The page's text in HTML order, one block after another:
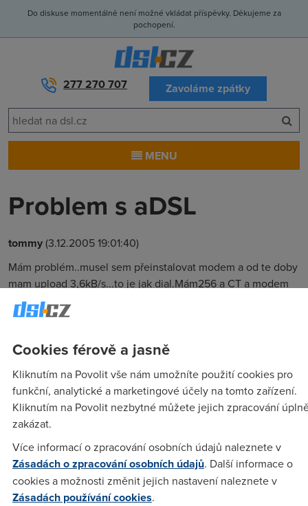
Do diskuse momentálně není možné vkládat příspěvky. Děkujeme za
pochopení.
277 270 707 Zavoláme zpátky
MENU
Problem s aDSL
tommy(3.12.2005 19:01:40)
Mám problém..musel sem přeinstalovat modem a od te doby
mam upload 3,6kB/s...to je jak dial.Mám256 a CT a modem
Microcom ADSL deskprte usb.
tommy(3.12.2005 19:24:09)
Tak to je jasnej důkaz že něco je v nepořádku
http://rychlost.cz/sys/result/85.70.175.174/1133633649/
prosím poraďte co stím...
q(3.12.2005 22:29:04)
na lince 256/64 kbps se mi 203.376/39.592 kbps zdá celkem
normální(když uvážim kde je to měřeno).
Cookies férově a jasně
Kliknutím na Povolit vše nám umožníte použití cookies pro
funkční, analytické a marketingové účely na tomto zařízení.
Kliknutím na Povolit nezbytné můžete jejich zpracování
zakázat.
Více informací o zpracování osobních údajů naleznete v
Zásadách o zpracování osobních údajů. Další informace o
cookies a možnosti změnit jejich nastavení naleznete v
Zásadách používání cookies.